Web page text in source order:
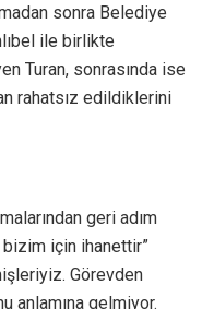
sonra Belediye
ile birlikte
Turan, sonrasında ise
rahatsız edildiklerini
geri adım
bizim için ihanettir”
Görevden
anlamına gelmiyor.